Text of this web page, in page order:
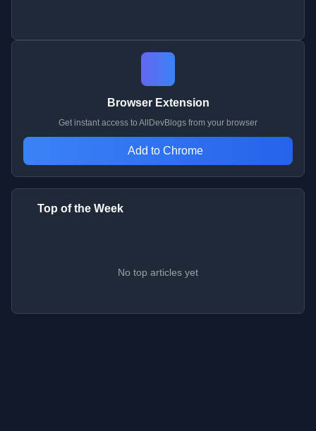
Browser Extension
Get instant access to AllDevBlogs from your browser
Add to Chrome
Top of the Week
No top articles yet